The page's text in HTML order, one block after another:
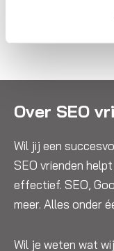
NEEM
Over SEO
Wil jij een
SEO vrienden
effectief. SEO,
meer. Alles onder
Wil je weten wat